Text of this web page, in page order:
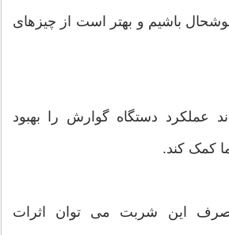
باشیم و بهتر است از چیزهای
عملکرد دستگاه گوارش را بهبود
کمک کند.
این شربت می توان اثرات